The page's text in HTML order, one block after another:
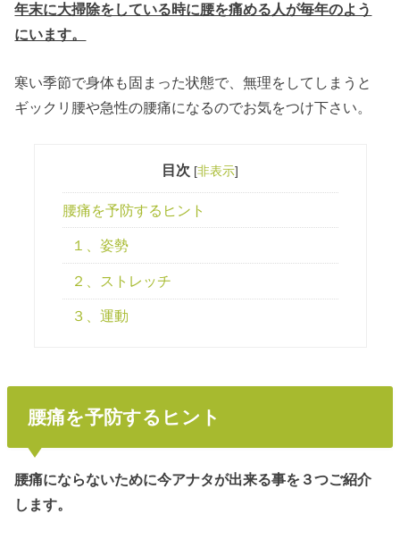
年末に大掃除をしている時に腰を痛める人が毎年のよう
にいます。
寒い季節で身体も固まった状態で、無理をしてしまうと
ギックリ腰や急性の腰痛になるのでお気をつけ下さい。
目次 [非表示]
腰痛を予防するヒント
１、姿勢
２、ストレッチ
３、運動
腰痛を予防するヒント
腰痛にならないために今アナタが出来る事を３つご紹介
します。